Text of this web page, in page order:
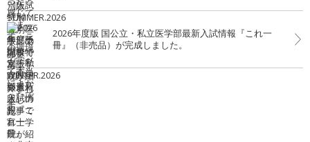
2026年度版 国公立・私立医学部最新入試情報『これ一
冊』（非売品）が完成しました。